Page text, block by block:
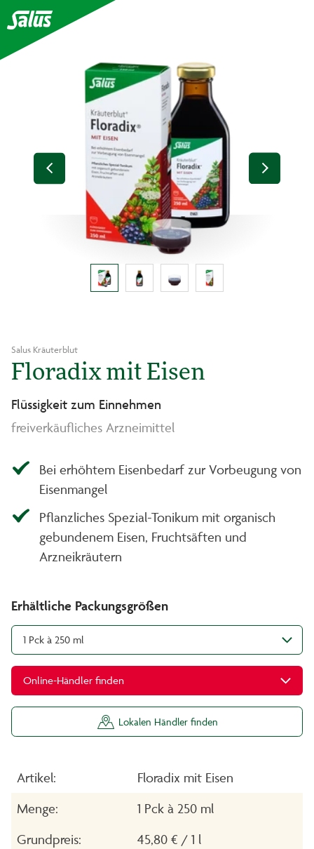
Salus Kräuterblut
Floradix mit Eisen
Flüssigkeit zum Einnehmen
freiverkäufliches Arzneimittel
Bei erhöhtem Eisenbedarf zur Vorbeugung von
Eisenmangel
Pflanzliches Spezial-Tonikum mit organisch
gebundenem Eisen, Fruchtsäften und
Arzneikräutern
Erhältliche Packungsgrößen
1 Pck à 250 ml
Online-Händler finden
Lokalen Händler finden
Artikel:
Floradix mit Eisen
Menge:
1 Pck à 250 ml
Grundpreis:
45,80 € / 1 l